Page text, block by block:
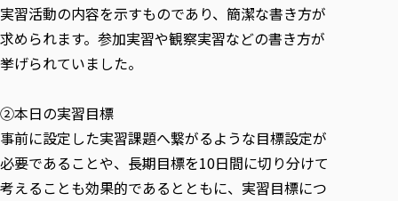
社会人学生の育児支援（一時預かり）
学生総合補償制度
スポーツ傷害保険
実習活動の内容を示すものであり、簡潔な書き方が
求められます。参加実習や観察実習などの書き方が
挙げられていました。
②本日の実習目標
事前に設定した実習課題へ繋がるような目標設定が
必要であることや、長期目標を10日間に切り分けて
考えることも効果的であるとともに、実習目標につ